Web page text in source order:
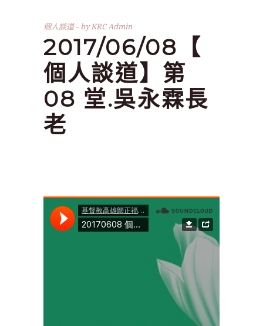
個人談道 byKRC Admin
2017/06/08【
個人談道】第
08 堂.吳永霖長
老